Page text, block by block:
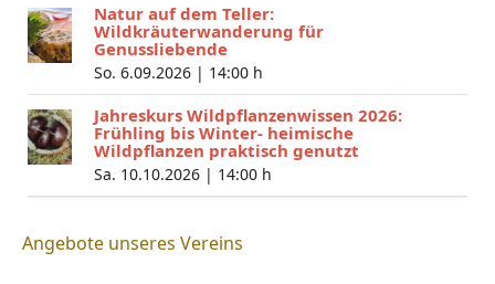
Natur auf dem Teller:
Wildkräuterwanderung für
Genussliebende
So. 6.09.2026 | 14:00 h
Jahreskurs Wildpflanzenwissen 2026:
Frühling bis Winter- heimische
Wildpflanzen praktisch genutzt
Sa. 10.10.2026 | 14:00 h
Angebote unseres Vereins